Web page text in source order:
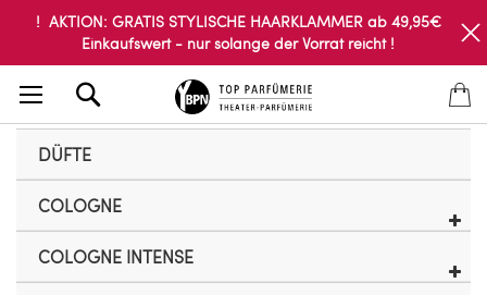
! AKTION: GRATIS STYLISCHE HAARKLAMMER ab 49,95€
Einkaufswert - nur solange der Vorrat reicht !
DÜFTE
COLOGNE
COLOGNE INTENSE